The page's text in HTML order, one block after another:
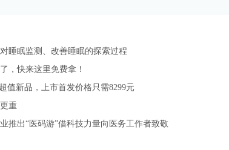
睡眠监测、改善睡眠的探索过程
，快来这里免费拿！
值新品，上市首发价格只需8299元
重
推出“医码游”借科技力量向医务工作者致敬